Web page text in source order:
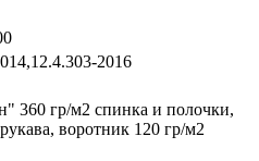
2016
360 гр/м2 спинка и полочки,
воротник 120 гр/м2